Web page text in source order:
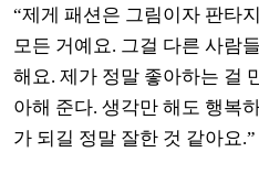
“제게 패션은 그림이자 판타
모든 거예요. 그걸 다른 사람
해요. 제가 정말 좋아하는 걸
아해 준다. 생각만 해도 행복
가 되길 정말 잘한 것 같아요.”